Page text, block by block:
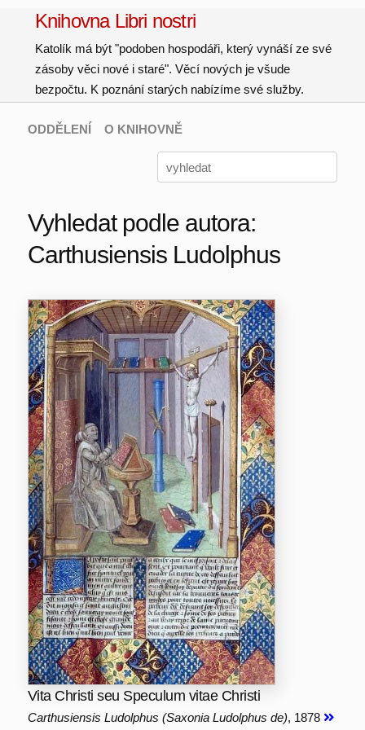
Knihovna Libri nostri
Katolík má být "podoben hospodáři, který vynáší ze své
zásoby věci nové i staré". Věcí nových je všude
bezpočtu. K poznání starých nabízíme své služby.
ODDĚLENÍ O KNIHOVNĚ
Vyhledat podle autora:
Carthusiensis Ludolphus
Vita Christi seu Speculum vitae Christi
Carthusiensis Ludolphus (Saxonia Ludolphus de), 1878